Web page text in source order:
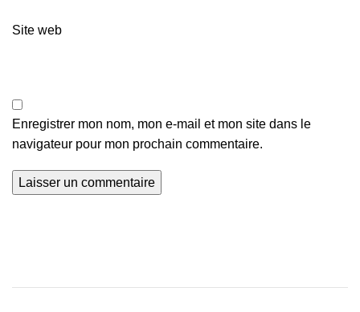
Site web
Enregistrer mon nom, mon e-mail et mon site dans le
navigateur pour mon prochain commentaire.